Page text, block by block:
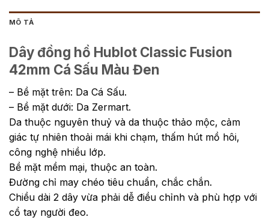
MÔ TẢ
Dây đồng hồ Hublot Classic Fusion
42mm Cá Sấu Màu Đen
– Bề mặt trên: Da Cá Sấu.
– Bề mặt dưới: Da Zermart.
Da thuộc nguyên thuỷ và da thuộc thảo mộc, cảm
giác tự nhiên thoải mái khi chạm, thấm hút mồ hôi,
công nghệ nhiều lớp.
Bề mặt mềm mại, thuộc an toàn.
Đường chỉ may chéo tiêu chuẩn, chắc chắn.
Chiều dài 2 dây vừa phải dễ điều chỉnh và phù hợp với
cổ tay người đeo.